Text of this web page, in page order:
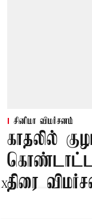
சினிமா விமர்சனம்
காதலில்
திரை
X